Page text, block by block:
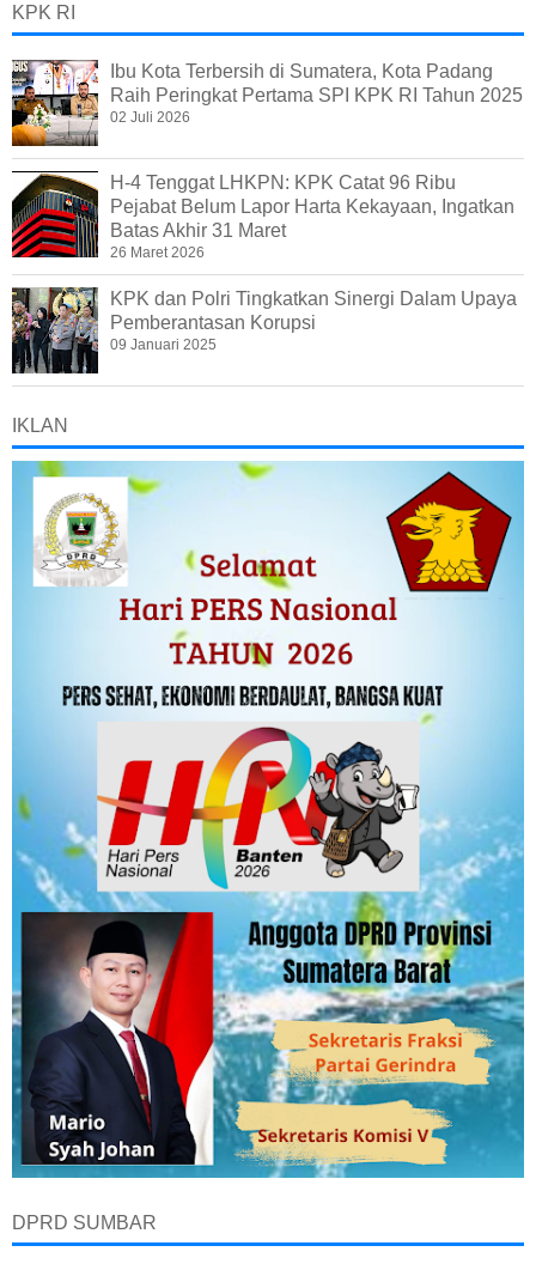
KPK RI
Ibu Kota Terbersih di Sumatera, Kota Padang
Raih Peringkat Pertama SPI KPK RI Tahun 2025
02 Juli 2026
H-4 Tenggat LHKPN: KPK Catat 96 Ribu
Pejabat Belum Lapor Harta Kekayaan, Ingatkan
Batas Akhir 31 Maret
26 Maret 2026
KPK dan Polri Tingkatkan Sinergi Dalam Upaya
Pemberantasan Korupsi
09 Januari 2025
IKLAN
DPRD SUMBAR